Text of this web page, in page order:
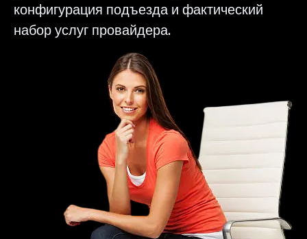
конфигурация подъезда и фактический
набор услуг провайдера.